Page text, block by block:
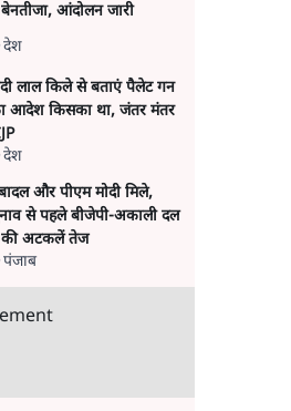
आंदोलन जारी
देश
लाल किले से बताएं पैलेट गन
आदेश किसका था, जंतर मंतर
देश
और पीएम मोदी मिले,
से पहले बीजेपी-अकाली दल
अटकलें तेज
पंजाब